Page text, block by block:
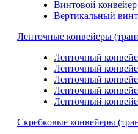
Винтовой
Вертикальный
Ленточные конвейеры
Ленточный
Ленточный
Ленточный
Ленточный
Ленточный
Скребковые конвейеры